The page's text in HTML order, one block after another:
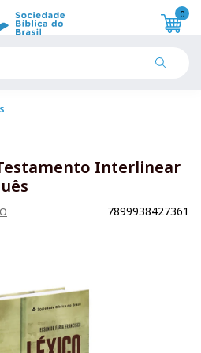
0
Interlinear
7899938427361